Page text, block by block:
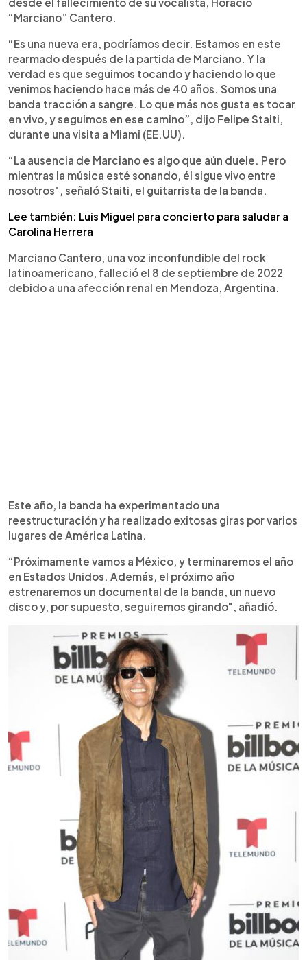
“Marciano” Cantero.
“Es una nueva era, podríamos decir. Estamos en este
rearmado después de la partida de Marciano. Y la
verdad es que seguimos tocando y haciendo lo que
venimos haciendo hace más de 40 años. Somos una
banda tracción a sangre. Lo que más nos gusta es tocar
en vivo, y seguimos en ese camino”, dijo Felipe Staiti,
durante una visita a Miami (EE.UU).
“La ausencia de Marciano es algo que aún duele. Pero
mientras la música esté sonando, él sigue vivo entre
nosotros", señaló Staiti, el guitarrista de la banda.
Lee también: Luis Miguel para concierto para saludar a
Carolina Herrera
Marciano Cantero, una voz inconfundible del rock
latinoamericano, falleció el 8 de septiembre de 2022
debido a una afección renal en Mendoza, Argentina.
Este año, la banda ha experimentado una
reestructuración y ha realizado exitosas giras por varios
lugares de América Latina.
“Próximamente vamos a México, y terminaremos el año
en Estados Unidos. Además, el próximo año
estrenaremos un documental de la banda, un nuevo
disco y, por supuesto, seguiremos girando", añadió.